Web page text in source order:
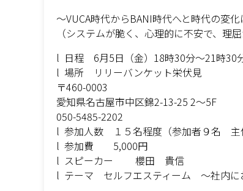
〜VUCA時代からBANI時代へと時代の変
（システムが脆く、心理的に不安で、理
l 日程 6月5日（金）18時30分〜21時30
l 場所 リリーバンケット栄伏見
〒460-0003
愛知県名古屋市中区錦2-13-25 2～5F
050-5485-2202
l 参加人数 １５名程度（参加者９名 主
l 参加費 5,000円
l スピーカー 櫻田 貴信
l テーマ セルフエスティーム 〜社内に